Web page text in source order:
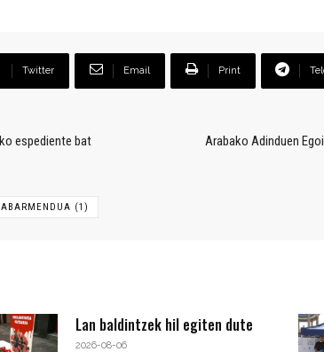
Twitter Email Print
espediente bat
Arabako Adinduen
(1)
Lan baldintzek hil egiten dute
2026-08-06